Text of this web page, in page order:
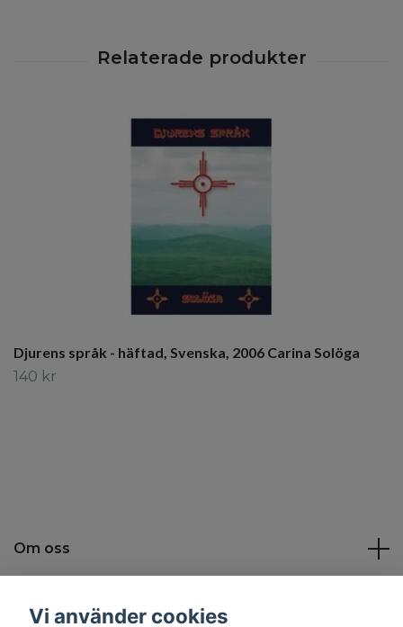
Djurens språk - häftad, Svenska, 2006 Carina Solöga
140 kr
Om oss
Vi använder cookies